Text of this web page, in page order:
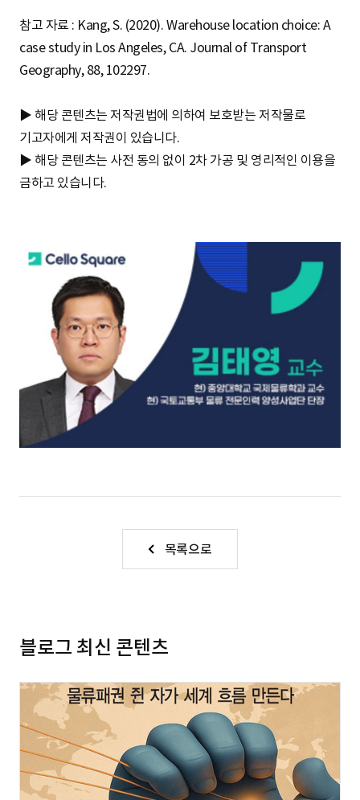
참고 자료 : Kang, S. (2020). Warehouse location choice: A
case study in Los Angeles, CA. Journal of Transport
Geography, 88, 102297.
▶ 해당 콘텐츠는 저작권법에 의하여 보호받는 저작물로
기고자에게 저작권이 있습니다.
▶ 해당 콘텐츠는 사전 동의 없이 2차 가공 및 영리적인 이용을
금하고 있습니다.
목록으로
블로그 최신 콘텐츠